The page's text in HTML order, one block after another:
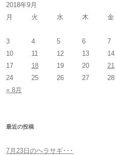
2018年9月
月
火 水 木 金
« 8月
3
4 5 6 7
10
11 12 13 14
17
18 19 20 21
24
25 26 27 28
最近の投稿
7月23日のヘラサギ･･･